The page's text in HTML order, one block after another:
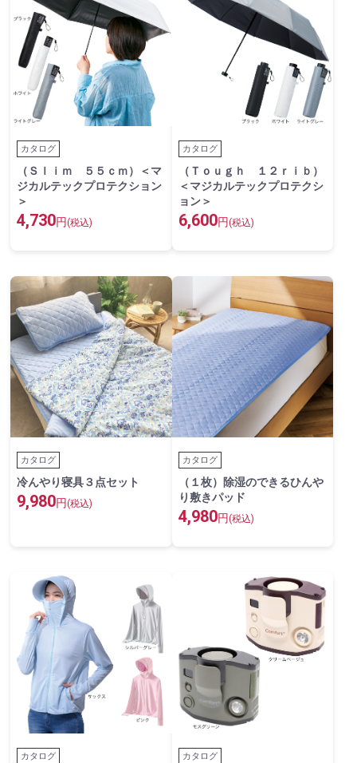
カタログ
（Ｓｌｉｍ ５５ｃｍ）＜マ
ジカルテックプロテクション
＞
4,730円 (税込)
カタログ
（Ｔｏｕｇｈ １２ｒｉｂ）
＜マジカルテックプロテクシ
ョン＞
6,600円 (税込)
カタログ
冷んやり寝具３点セット
9,980円 (税込)
カタログ
（１枚）除湿のできるひんや
り敷きパッド
4,980円 (税込)
カタログ カタログ